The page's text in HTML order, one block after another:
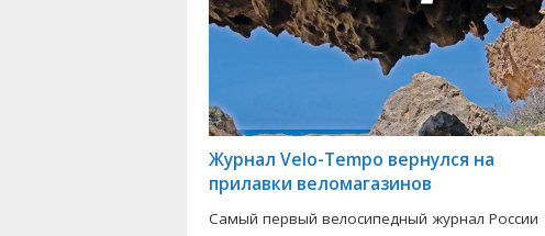
Журнал Velo-Tempo вернулся на
прилавки веломагазинов
Самый первый велосипедный журнал России